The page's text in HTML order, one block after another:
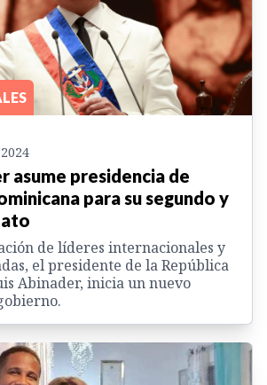
asume presidencia de
para su segundo y
de líderes internacionales y
el presidente de la República
Abinader, inicia un nuevo